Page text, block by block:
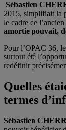
Sébastien
2015, simplifiait la
le cadre de l’ancien
amortie pouvait,
Pour l’OPAC 36,
surtout été
redéfinir
Quelles
termes d’
Sébastien